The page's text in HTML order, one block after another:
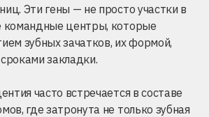
Эти гены — не просто участки в
центры, которые
зубных зачатков, их формой,
закладки.
часто встречается в составе
где затронута не только зубная